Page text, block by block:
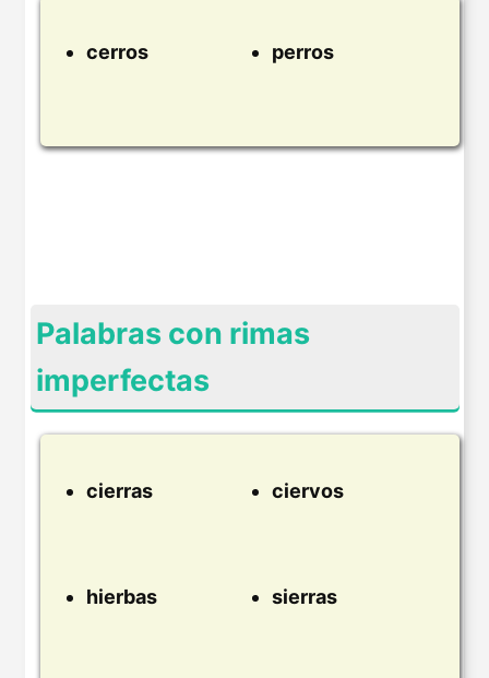
cerros perros
Palabras con rimas
imperfectas
cierras ciervos
hierbas sierras